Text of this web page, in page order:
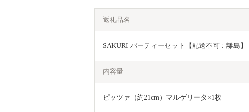
返礼品名
SAKURI パーティーセット【配送不可：離島
内容量
ピッツァ（約21cm）マルゲリータ×1枚